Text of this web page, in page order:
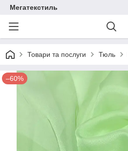
Мегатекстиль
Товари та послуги Тюль
–60%